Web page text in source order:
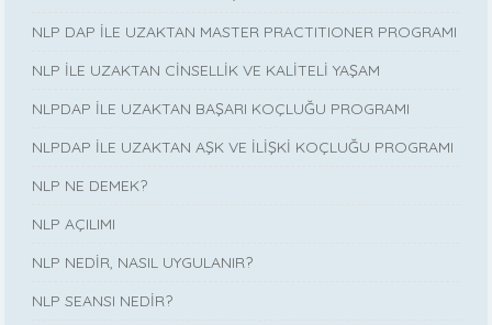
NLP DAP İLE UZAKTAN MASTER PRACTITIONER PROGRAMI
NLP İLE UZAKTAN CİNSELLİK VE KALİTELİ YAŞAM
NLPDAP İLE UZAKTAN BAŞARI KOÇLUĞU PROGRAMI
NLPDAP İLE UZAKTAN AŞK VE İLİŞKİ KOÇLUĞU PROGRAMI
NLP NE DEMEK?
NLP AÇILIMI
NLP NEDİR, NASIL UYGULANIR?
NLP SEANSI NEDİR?